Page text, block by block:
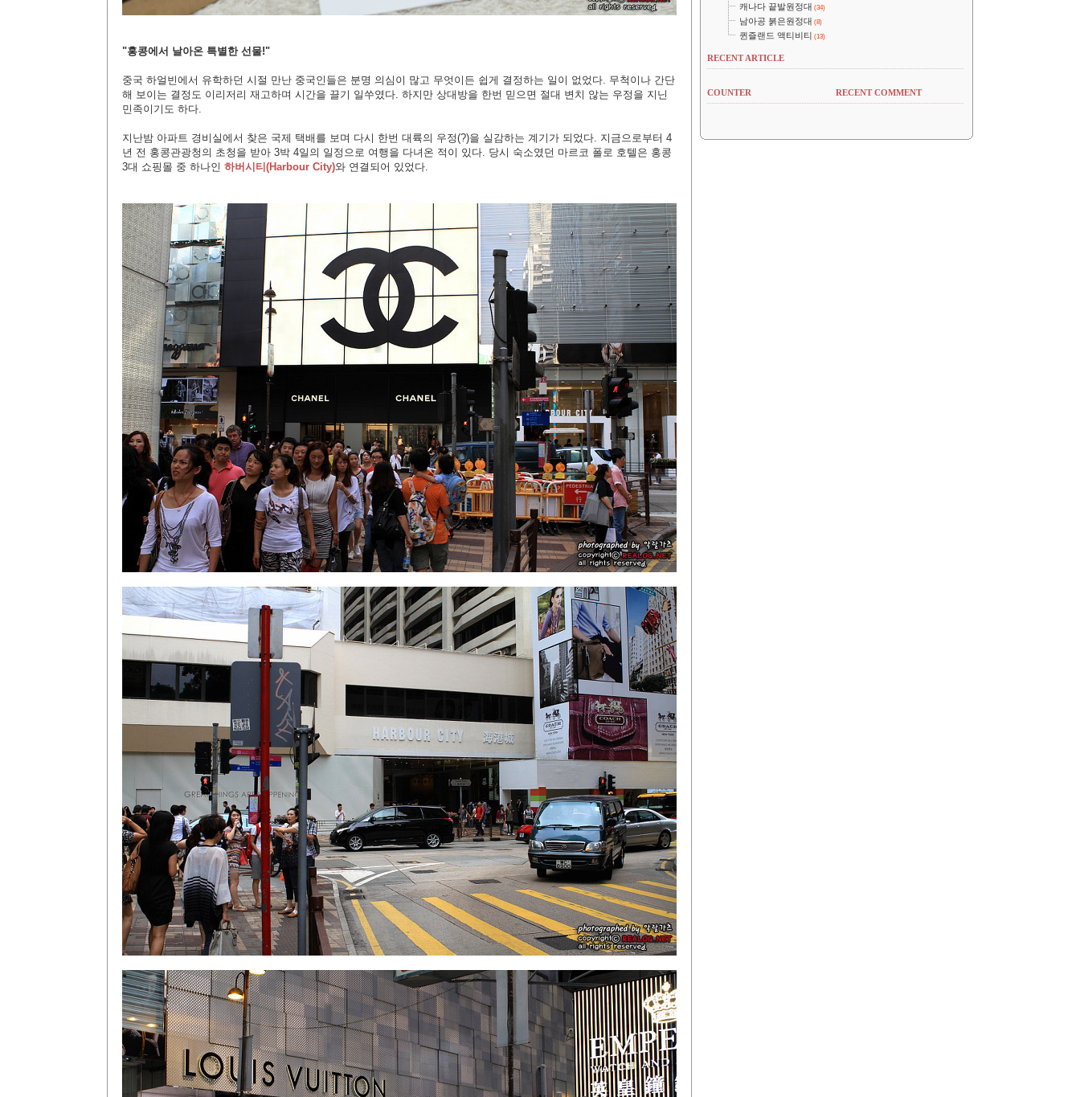
"홍콩에서 날아온 특별한 선물!"
중국 하얼빈에서 유학하던 시절 만난 중국인들은 분명 의심이 많고 무엇이든 쉽게 결정하는 일이 없었다. 무척이나 간단
해 보이는 결정도 이리저리 재고하며 시간을 끌기 일쑤였다. 하지만 상대방을 한번 믿으면 절대 변치 않는 우정을 지닌
민족이기도 하다.
지난밤 아파트 경비실에서 찾은 국제 택배를 보며 다시 한번 대륙의 우정(?)을 실감하는 계기가 되었다. 지금으로부터 4
년 전 홍콩관광청의 초청을 받아 3박 4일의 일정으로 여행을 다녀온 적이 있다. 당시 숙소였던 마르코 폴로 호텔은 홍콩
3대 쇼핑몰 중 하나인 하버시티(Harbour City)와 연결되어 있었다.
캐나다 끝발원정대 (34)
남아공 붉은원정대 (8)
퀸즐랜드 액티비티 (13)
RECENT ARTICLE
COUNTER RECENT COMMENT